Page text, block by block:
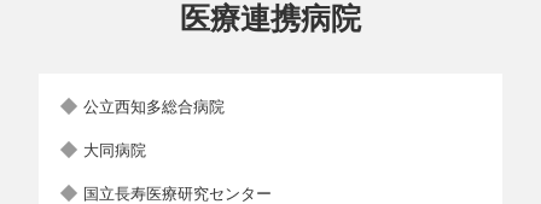
医療連携病院
公立西知多総合病院
大同病院
国立長寿医療研究センター